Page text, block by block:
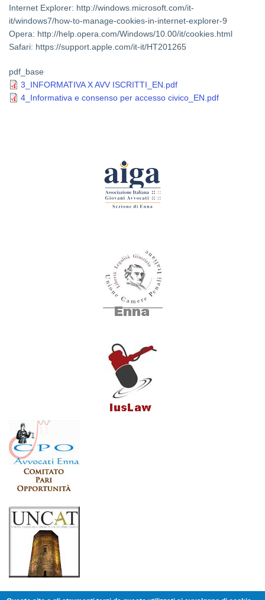
Internet Explorer: http://windows.microsoft.com/it-
it/windows7/how-to-manage-cookies-in-internet-explorer-9
Opera: http://help.opera.com/Windows/10.00/it/cookies.html
Safari: https://support.apple.com/it-it/HT201265
pdf_base
3_INFORMATIVA X AVV ISCRITTI_EN.pdf
4_Informativa e consenso per accesso civico_EN.pdf